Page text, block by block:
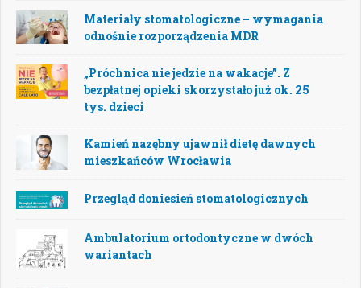
Materiały stomatologiczne – wymagania
odnośnie rozporządzenia MDR
„Próchnica nie jedzie na wakacje”. Z
bezpłatnej opieki skorzystało już ok. 25
tys. dzieci
Kamień nazębny ujawnił dietę dawnych
mieszkańców Wrocławia
Przegląd doniesień stomatologicznych
Ambulatorium ortodontyczne w dwóch
wariantach